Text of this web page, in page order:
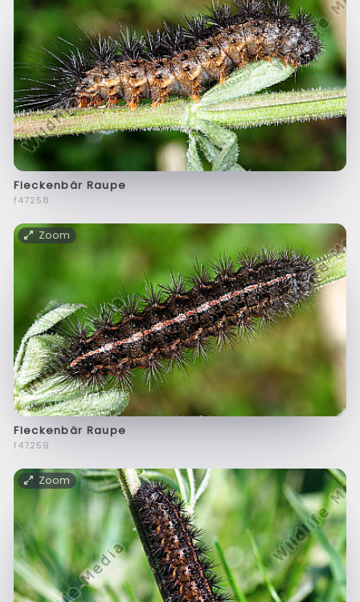
Fleckenbär Raupe
f47258
Zoom
Fleckenbär Raupe
f47259
Zoom